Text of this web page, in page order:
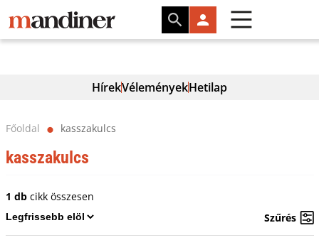
HírekVéleményekHetilap
Főoldal ⬤ kasszakulcs
kasszakulcs
1 dbcikk összesen
Szűrés